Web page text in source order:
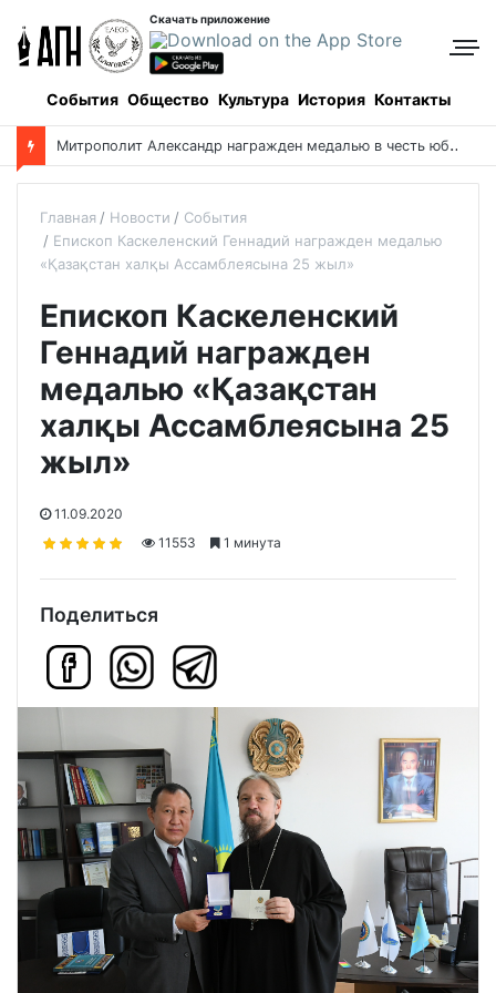
Скачать приложение
События Общество Культура История Контакты
Ф
орум православной молодежи прошел в Алматинской области
Главная Новости
События
Епископ Каскеленский Геннадий награжден медалью
«Қазақстан халқы Ассамблеясына 25 жыл»
Епископ Каскеленский
Геннадий награжден
медалью «Қазақстан
халқы Ассамблеясына 25
жыл»
11.09.2020
11553
1 минута
Поделиться